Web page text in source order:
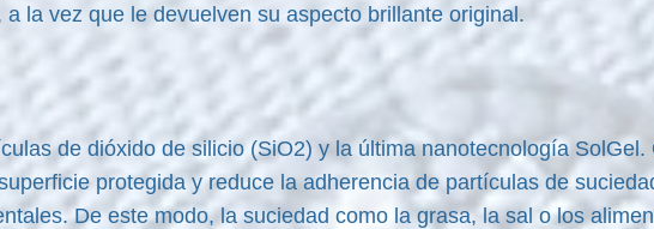
la vez que le devuelven su aspecto brillante original.
de dióxido de silicio (SiO2) y la última nanotecnología SolGel.
protegida y reduce la adherencia de partículas de
De este modo, la suciedad como la grasa, la sal o los